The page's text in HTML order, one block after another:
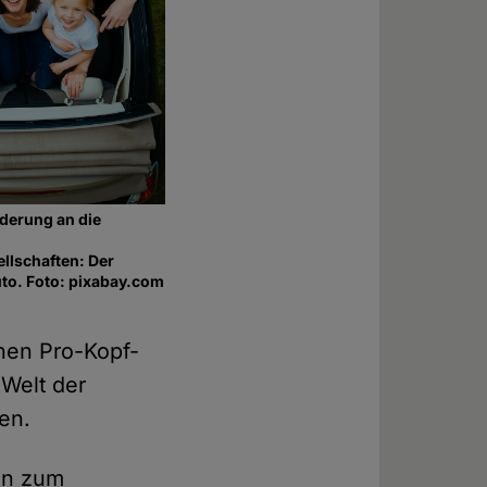
an die
Der
Foto: pixabay.com
Pro-Kopf-
der
zum